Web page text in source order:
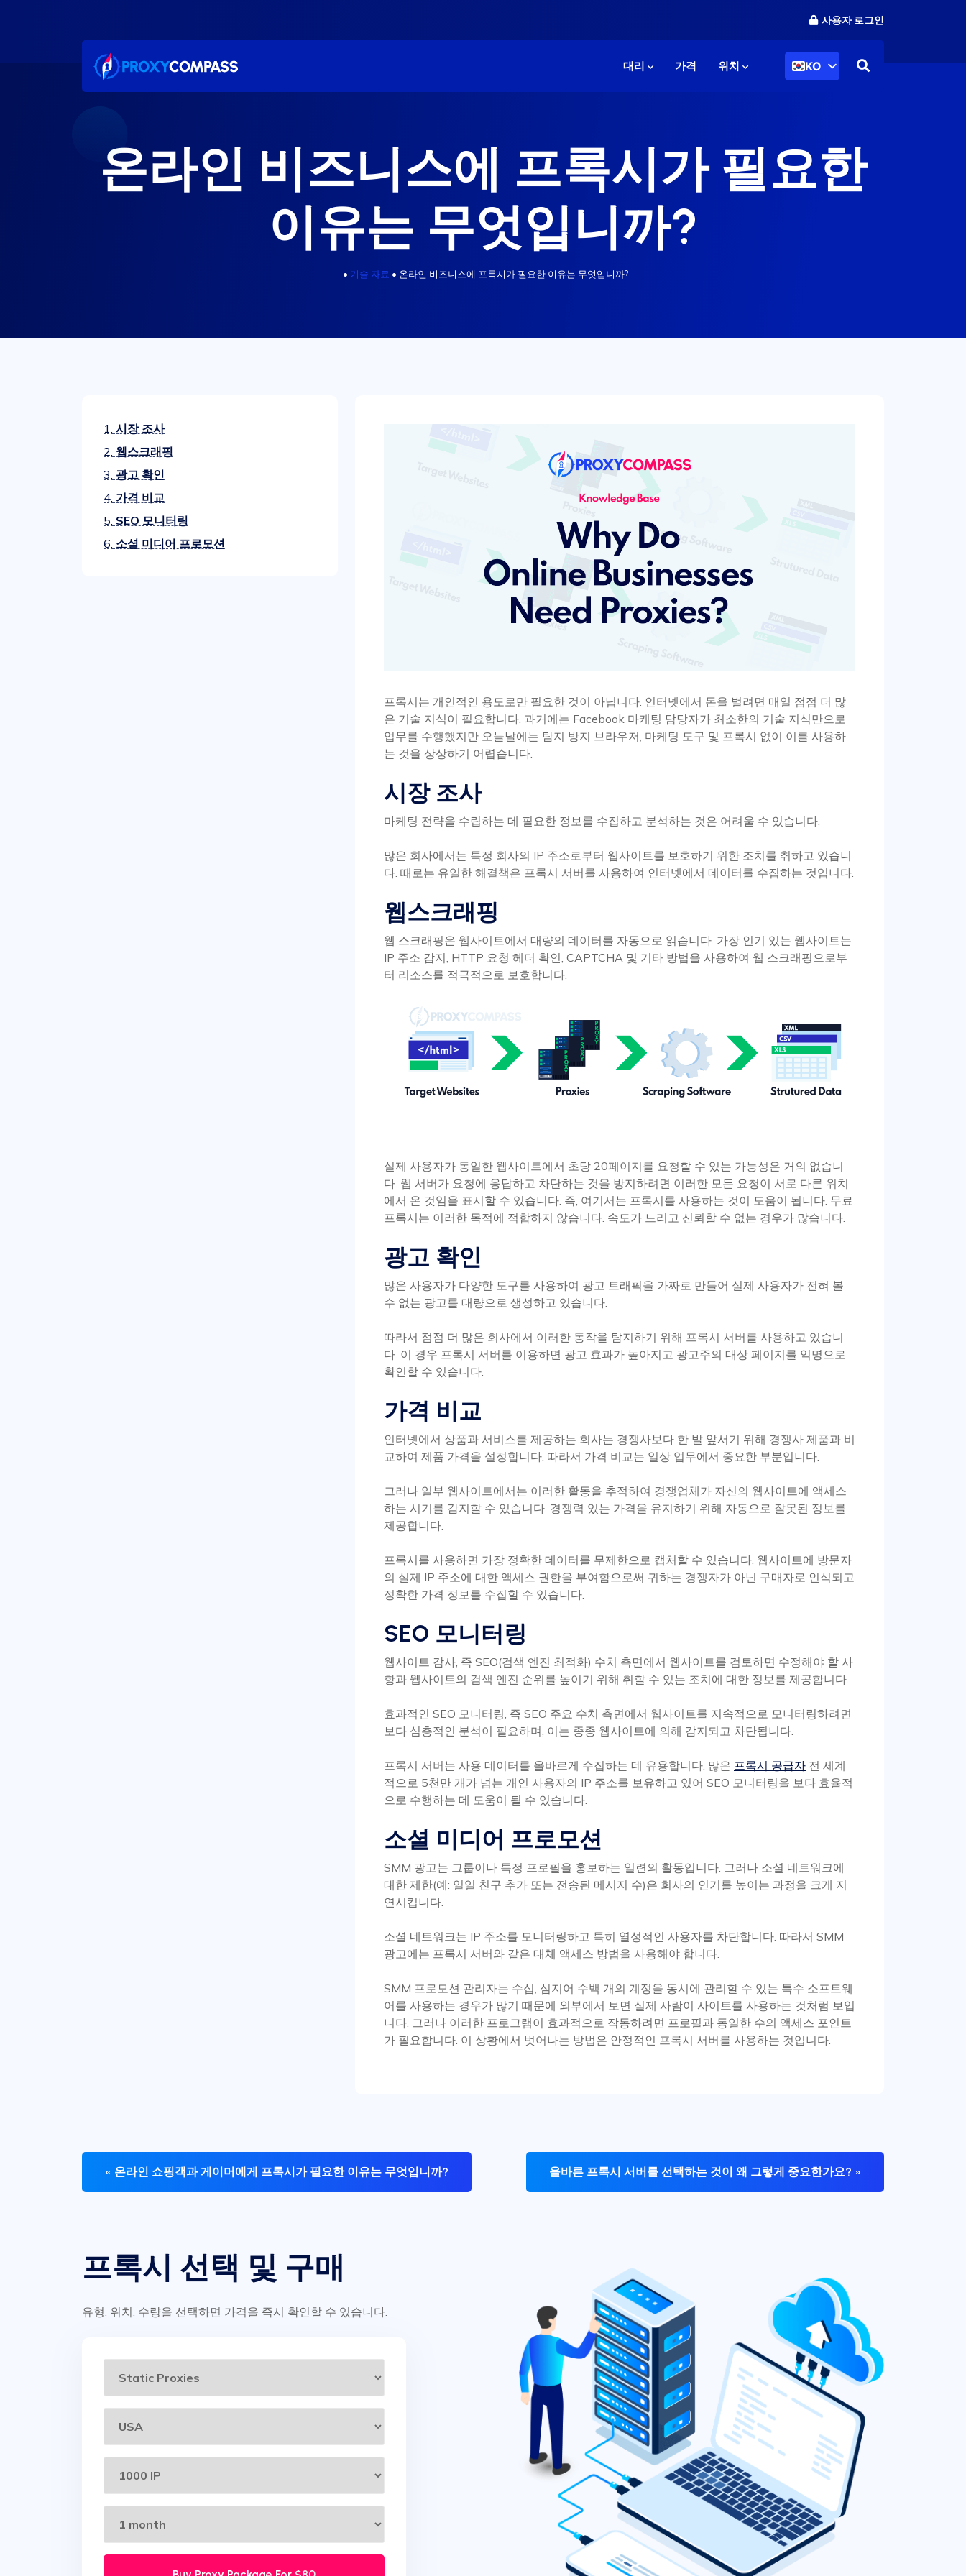
사용자 로그인
대리 가격 위치 KO
온라인 비즈니스에 프록시가 필요한
이유는 무엇입니까?
• 기술 자료 • 온라인 비즈니스에 프록시가 필요한 이유는 무엇입니까?
1. 시장 조사
2. 웹스크래핑
3. 광고 확인
4. 가격 비교
5. SEO 모니터링
6. 소셜 미디어 프로모션
프록시는 개인적인 용도로만 필요한 것이 아닙니다. 인터넷에서 돈을 벌려면 매일 점점 더 많
은 기술 지식이 필요합니다. 과거에는 Facebook 마케팅 담당자가 최소한의 기술 지식만으로
업무를 수행했지만 오늘날에는 탐지 방지 브라우저, 마케팅 도구 및 프록시 없이 이를 사용하
는 것을 상상하기 어렵습니다.
시장 조사
마케팅 전략을 수립하는 데 필요한 정보를 수집하고 분석하는 것은 어려울 수 있습니다.
많은 회사에서는 특정 회사의 IP 주소로부터 웹사이트를 보호하기 위한 조치를 취하고 있습니
다. 때로는 유일한 해결책은 프록시 서버를 사용하여 인터넷에서 데이터를 수집하는 것입니다.
웹스크래핑
웹 스크래핑은 웹사이트에서 대량의 데이터를 자동으로 읽습니다. 가장 인기 있는 웹사이트는
IP 주소 감지, HTTP 요청 헤더 확인, CAPTCHA 및 기타 방법을 사용하여 웹 스크래핑으로부
터 리소스를 적극적으로 보호합니다.
실제 사용자가 동일한 웹사이트에서 초당 20페이지를 요청할 수 있는 가능성은 거의 없습니
다. 웹 서버가 요청에 응답하고 차단하는 것을 방지하려면 이러한 모든 요청이 서로 다른 위치
에서 온 것임을 표시할 수 있습니다. 즉, 여기서는 프록시를 사용하는 것이 도움이 됩니다. 무료
프록시는 이러한 목적에 적합하지 않습니다. 속도가 느리고 신뢰할 수 없는 경우가 많습니다.
광고 확인
많은 사용자가 다양한 도구를 사용하여 광고 트래픽을 가짜로 만들어 실제 사용자가 전혀 볼
수 없는 광고를 대량으로 생성하고 있습니다.
따라서 점점 더 많은 회사에서 이러한 동작을 탐지하기 위해 프록시 서버를 사용하고 있습니
다. 이 경우 프록시 서버를 이용하면 광고 효과가 높아지고 광고주의 대상 페이지를 익명으로
확인할 수 있습니다.
가격 비교
인터넷에서 상품과 서비스를 제공하는 회사는 경쟁사보다 한 발 앞서기 위해 경쟁사 제품과 비
교하여 제품 가격을 설정합니다. 따라서 가격 비교는 일상 업무에서 중요한 부분입니다.
그러나 일부 웹사이트에서는 이러한 활동을 추적하여 경쟁업체가 자신의 웹사이트에 액세스
하는 시기를 감지할 수 있습니다. 경쟁력 있는 가격을 유지하기 위해 자동으로 잘못된 정보를
제공합니다.
프록시를 사용하면 가장 정확한 데이터를 무제한으로 캡처할 수 있습니다. 웹사이트에 방문자
의 실제 IP 주소에 대한 액세스 권한을 부여함으로써 귀하는 경쟁자가 아닌 구매자로 인식되고
정확한 가격 정보를 수집할 수 있습니다.
SEO 모니터링
웹사이트 감사, 즉 SEO(검색 엔진 최적화) 수치 측면에서 웹사이트를 검토하면 수정해야 할 사
항과 웹사이트의 검색 엔진 순위를 높이기 위해 취할 수 있는 조치에 대한 정보를 제공합니다.
효과적인 SEO 모니터링, 즉 SEO 주요 수치 측면에서 웹사이트를 지속적으로 모니터링하려면
보다 심층적인 분석이 필요하며, 이는 종종 웹사이트에 의해 감지되고 차단됩니다.
프록시 서버는 사용 데이터를 올바르게 수집하는 데 유용합니다. 많은 프록시 공급자 전 세계
적으로 5천만 개가 넘는 개인 사용자의 IP 주소를 보유하고 있어 SEO 모니터링을 보다 효율적
으로 수행하는 데 도움이 될 수 있습니다.
소셜 미디어 프로모션
SMM 광고는 그룹이나 특정 프로필을 홍보하는 일련의 활동입니다. 그러나 소셜 네트워크에
대한 제한(예: 일일 친구 추가 또는 전송된 메시지 수)은 회사의 인기를 높이는 과정을 크게 지
연시킵니다.
소셜 네트워크는 IP 주소를 모니터링하고 특히 열성적인 사용자를 차단합니다. 따라서 SMM
광고에는 프록시 서버와 같은 대체 액세스 방법을 사용해야 합니다.
SMM 프로모션 관리자는 수십, 심지어 수백 개의 계정을 동시에 관리할 수 있는 특수 소프트웨
어를 사용하는 경우가 많기 때문에 외부에서 보면 실제 사람이 사이트를 사용하는 것처럼 보입
니다. 그러나 이러한 프로그램이 효과적으로 작동하려면 프로필과 동일한 수의 액세스 포인트
가 필요합니다. 이 상황에서 벗어나는 방법은 안정적인 프록시 서버를 사용하는 것입니다.
« 온라인 쇼핑객과 게이머에게 프록시가 필요한 이유는 무엇입니까? 올바른 프록시 서버를 선택하는 것이 왜 그렇게 중요한가요? »
프록시 선택 및 구매
유형, 위치, 수량을 선택하면 가격을 즉시 확인할 수 있습니다.